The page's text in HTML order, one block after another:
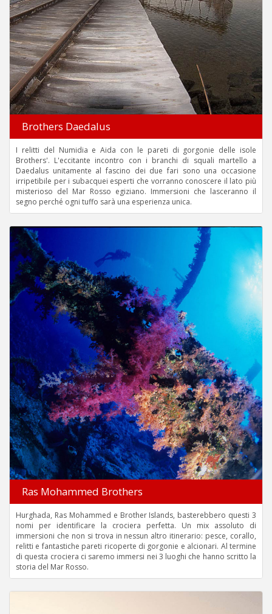
Brothers Daedalus
I relitti del Numidia e Aida con le pareti di gorgonie delle isole
Brothers'. L'eccitante incontro con i branchi di squali martello a
Daedalus unitamente al fascino dei due fari sono una occasione
irripetibile per i subacquei esperti che vorranno conoscere il lato più
misterioso del Mar Rosso egiziano. Immersioni che lasceranno il
segno perché ogni tuffo sarà una esperienza unica.
Ras Mohammed Brothers
Hurghada, Ras Mohammed e Brother Islands, basterebbero questi 3
nomi per identificare la crociera perfetta. Un mix assoluto di
immersioni che non si trova in nessun altro itinerario: pesce, corallo,
relitti e fantastiche pareti ricoperte di gorgonie e alcionari. Al termine
di questa crociera ci saremo immersi nei 3 luoghi che hanno scritto la
storia del Mar Rosso.